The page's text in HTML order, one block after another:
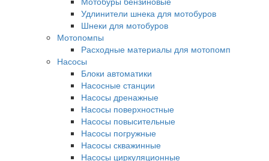
Удлинители шнека для мотобуров
Шнеки для мотобуров
Мотопомпы
Расходные материалы для мотопомп
Насосы
Блоки автоматики
Насосные станции
Насосы дренажные
Насосы поверхностные
Насосы повысительные
Насосы погружные
Насосы скважинные
Насосы циркуляционные